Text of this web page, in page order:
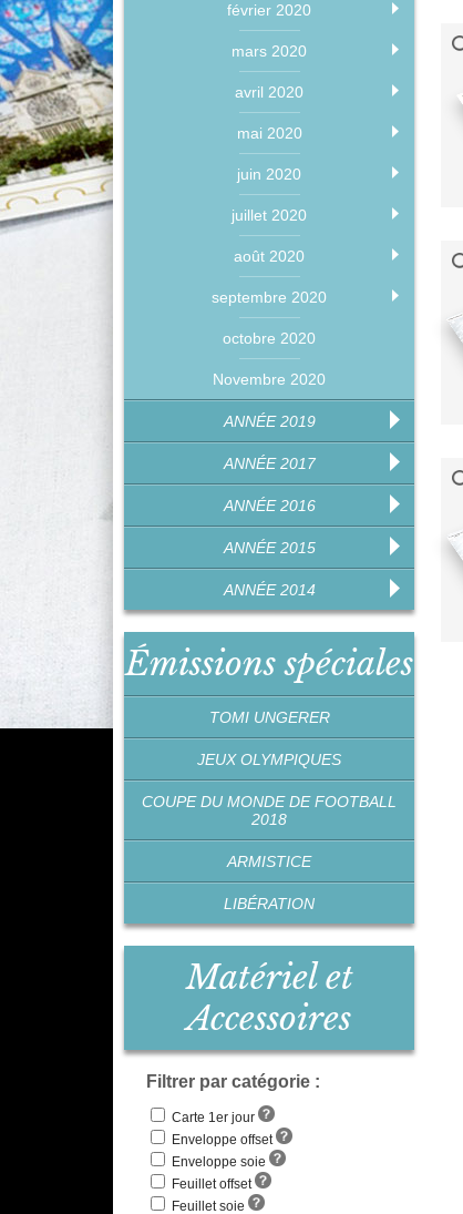
février 2020
mars 2020
avril 2020
mai 2020
juin 2020
juillet 2020
août 2020
septembre 2020
octobre 2020
Novembre 2020
ANNÉE 2019
ANNÉE 2017
ANNÉE 2016
ANNÉE 2015
ANNÉE 2014
Émissions spéciales
TOMI UNGERER
JEUX OLYMPIQUES
COUPE DU MONDE DE FOOTBALL
2018
ARMISTICE
LIBÉRATION
Matériel et
Accessoires
Filtrer par catégorie :
Carte 1er jour
Enveloppe offset
Enveloppe soie
Feuillet offset
Feuillet soie